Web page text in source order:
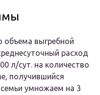
объема выгребной
расход
л/сут. на количество
получившийся
умножаем на 3